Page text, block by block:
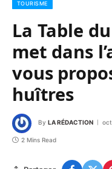
TOURISME
La Table
met dans
vous
huîtres
By LA RÉDACTION
2 Mins Read